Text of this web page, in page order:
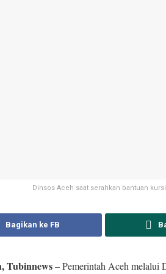
Dinsos Aceh saat serahkan bantuan
Bagikan ke FB
Tubinnews– Pemerintah Aceh melalui